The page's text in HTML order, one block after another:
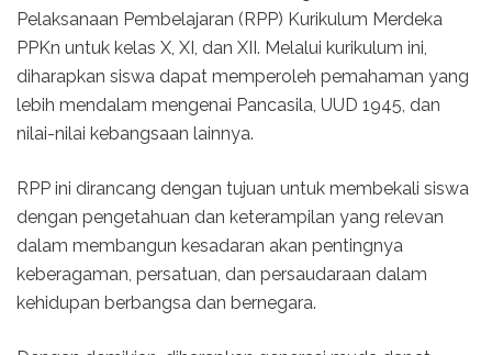
Pelaksanaan Pembelajaran (RPP) Kurikulum Merdeka
PPKn untuk kelas X, XI, dan XII. Melalui kurikulum ini,
diharapkan siswa dapat memperoleh pemahaman yang
lebih mendalam mengenai Pancasila, UUD 1945, dan
nilai-nilai kebangsaan lainnya.
RPP ini dirancang dengan tujuan untuk membekali siswa
dengan pengetahuan dan keterampilan yang relevan
dalam membangun kesadaran akan pentingnya
keberagaman, persatuan, dan persaudaraan dalam
kehidupan berbangsa dan bernegara.